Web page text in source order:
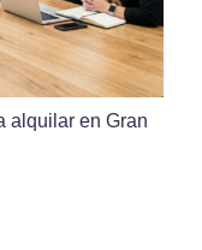
alquilar en Gran